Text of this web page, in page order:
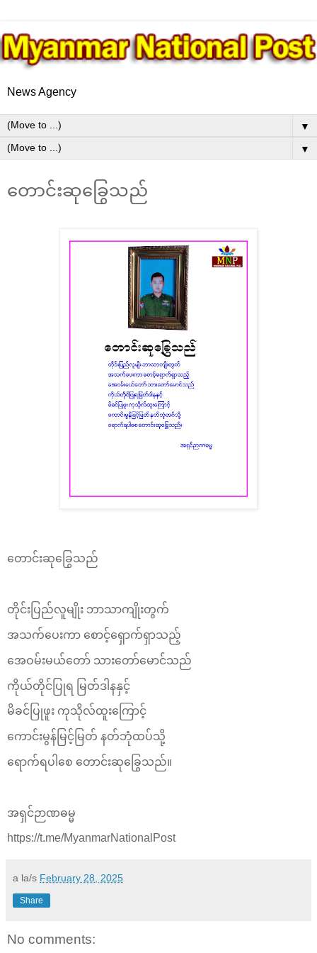
News Agency
▼
▼
တောင်းဆုခြွေသည်
တောင်းဆုခြွေသည်
တိုင်းပြည်လူမျိုး ဘာသာကျိုးတွက်
အသက်ပေးကာ စောင့်ရှောက်ရှာသည့်
အေဝမ်းမယ်တော် သားတော်မောင်သည်
ကိုယ်တိုင်ပြုရ မြတ်ဒါနနှင့်
မိခင်ပြုဖူး ကုသိုလ်ထူးကြောင့်
ကောင်းမွန်မြင့်မြတ် နတ်ဘုံထပ်သို့
ရောက်ရပါစေ တောင်းဆုခြွေသည်။
အရှင်ဉာဏဓမ္မ
https://t.me/MyanmarNationalPost
a la/s February 28, 2025
Share
No comments: